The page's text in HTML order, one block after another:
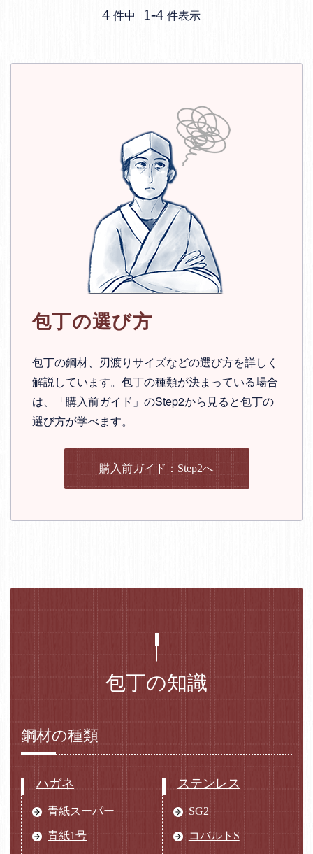
4 件中 1-4 件表示
包丁の選び方
包丁の鋼材、刃渡りサイズなどの選び方を詳しく
解説しています。包丁の種類が決まっている場合
は、「購入前ガイド」のStep2から見ると包丁の
選び方が学べます。
購入前ガイド：Step2へ
包丁の知識
鋼材の種類
ハガネ
青紙スーパー
青紙1号
ステンレス
SG2
コバルトS